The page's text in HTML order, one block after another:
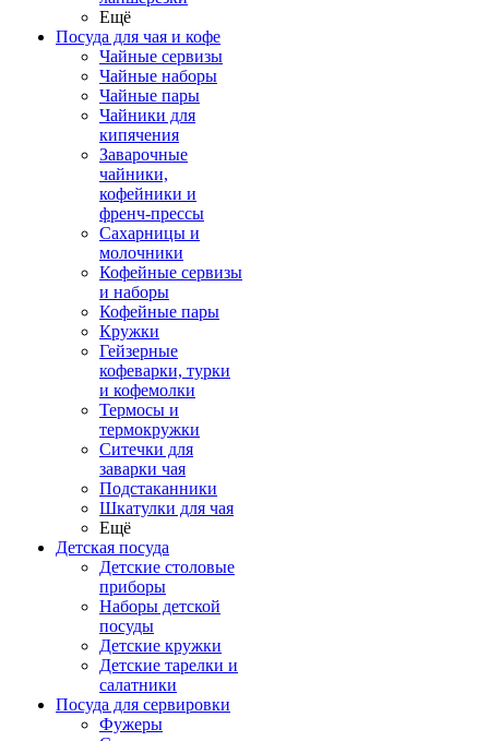
Ещё
Посуда для чая и кофе
Чайные сервизы
Чайные наборы
Чайные пары
Чайники для
кипячения
Заварочные
чайники,
кофейники и
френч-прессы
Сахарницы и
молочники
Кофейные сервизы
и наборы
Кофейные пары
Кружки
Гейзерные
кофеварки, турки
и кофемолки
Термосы и
термокружки
Ситечки для
заварки чая
Подстаканники
Шкатулки для чая
Ещё
Детская посуда
Детские столовые
приборы
Наборы детской
посуды
Детские кружки
Детские тарелки и
салатники
Посуда для сервировки
Фужеры